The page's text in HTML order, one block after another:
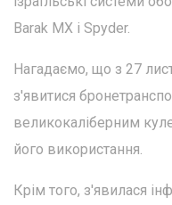
Barak MX і Spyder.
Нагадаємо, що з 27
з'явитися
великокаліберним
його використання.
Крім того, з'явилася